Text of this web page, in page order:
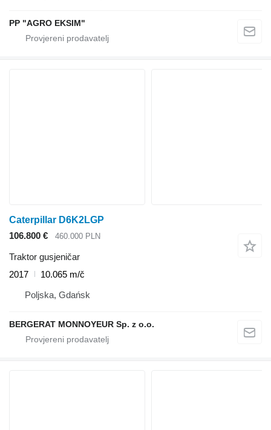
PP "AGRO EKSIM"
Caterpillar D6K2LGP
106.800 €
460.000 PLN
Traktor gusjeničar
2017
10.065 m/č
Poljska, Gdańsk
BERGERAT MONNOYEUR Sp. z o.o.